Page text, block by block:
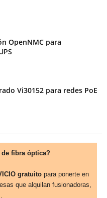
OpenNMC para
Vi30152 para redes PoE
de fibra óptica?
gratuito para ponerte en
que alquilan fusionadoras,